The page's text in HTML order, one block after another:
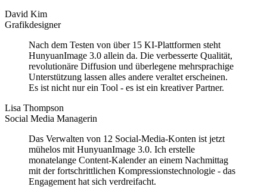
David Kim
Grafikdesigner
Nach dem Testen von über 15 KI-Plattformen steht
HunyuanImage 3.0 allein da. Die verbesserte Qualität,
revolutionäre Diffusion und überlegene mehrsprachige
Unterstützung lassen alles andere veraltet erscheinen.
Es ist nicht nur ein Tool - es ist ein kreativer Partner.
Lisa Thompson
Social Media Managerin
Das Verwalten von 12 Social-Media-Konten ist jetzt
mühelos mit HunyuanImage 3.0. Ich erstelle
monatelange Content-Kalender an einem Nachmittag
mit der fortschrittlichen Kompressionstechnologie - das
Engagement hat sich verdreifacht.